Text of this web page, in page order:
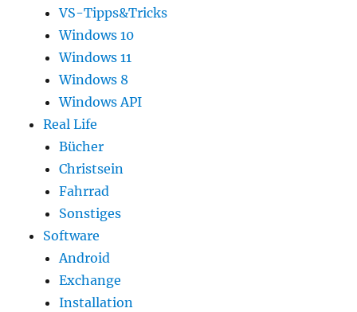
VS-Tipps&Tricks
Windows 10
Windows 11
Windows 8
Windows API
Real Life
Bücher
Christsein
Fahrrad
Sonstiges
Software
Android
Exchange
Installation